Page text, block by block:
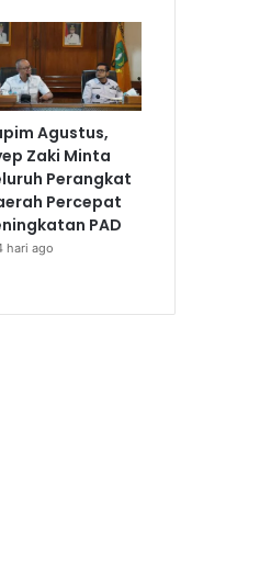
Agustus,
Zaki Minta
Perangkat
Percepat
PAD
hari ago